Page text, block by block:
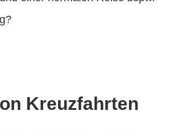
Kreuzfahrten